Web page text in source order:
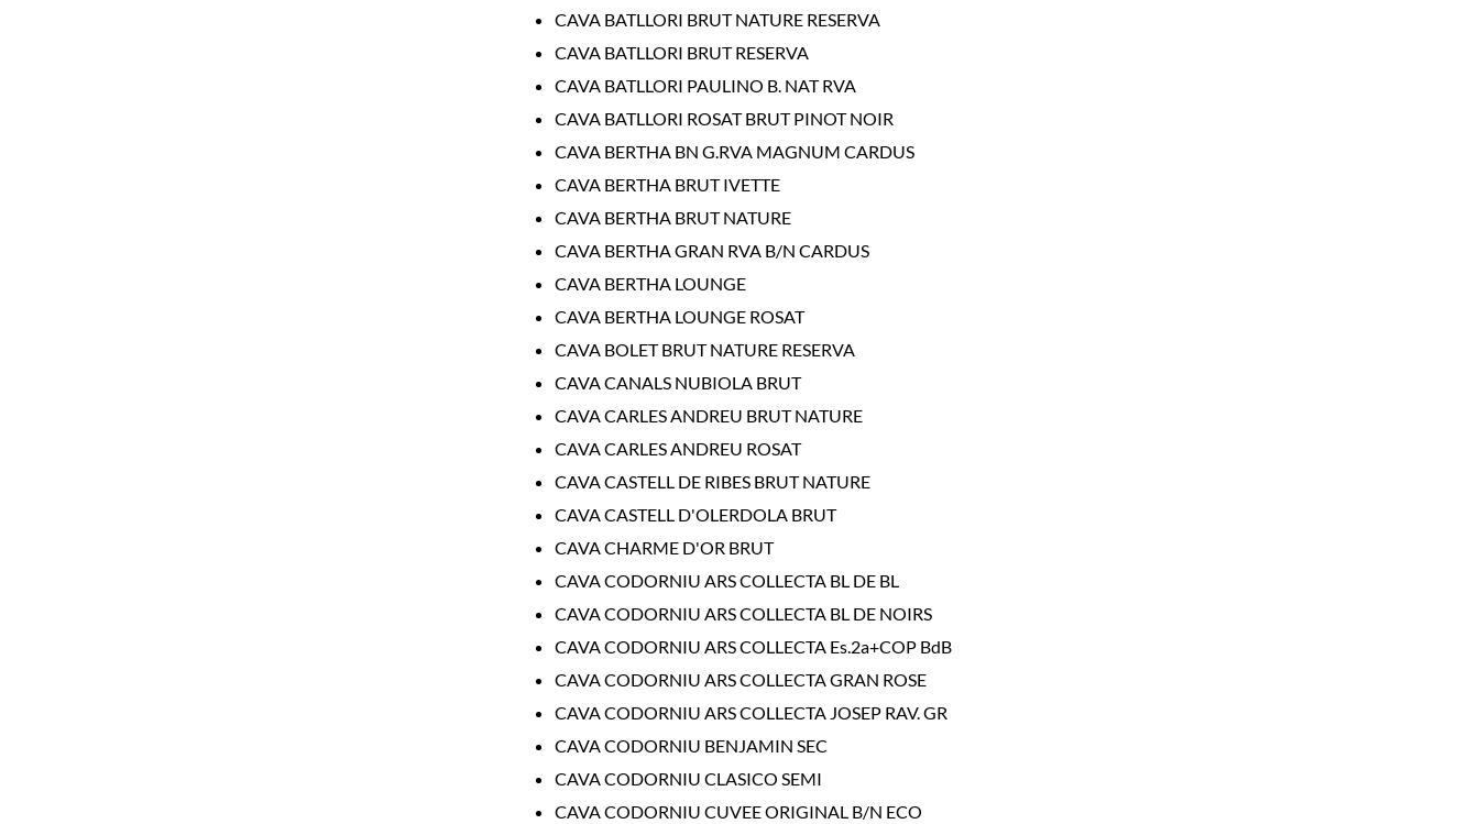
CAVA BATLLORI BRUT NATURE RESERVA
CAVA BATLLORI BRUT RESERVA
CAVA BATLLORI PAULINO B. NAT RVA
CAVA BATLLORI ROSAT BRUT PINOT NOIR
CAVA BERTHA BN G.RVA MAGNUM CARDUS
CAVA BERTHA BRUT IVETTE
CAVA BERTHA BRUT NATURE
CAVA BERTHA GRAN RVA B/N CARDUS
CAVA BERTHA LOUNGE
CAVA BERTHA LOUNGE ROSAT
CAVA BOLET BRUT NATURE RESERVA
CAVA CANALS NUBIOLA BRUT
CAVA CARLES ANDREU BRUT NATURE
CAVA CARLES ANDREU ROSAT
CAVA CASTELL DE RIBES BRUT NATURE
CAVA CASTELL D'OLERDOLA BRUT
CAVA CHARME D'OR BRUT
CAVA CODORNIU ARS COLLECTA BL DE BL
CAVA CODORNIU ARS COLLECTA BL DE NOIRS
CAVA CODORNIU ARS COLLECTA Es.2a+COP BdB
CAVA CODORNIU ARS COLLECTA GRAN ROSE
CAVA CODORNIU ARS COLLECTA JOSEP RAV. GR
CAVA CODORNIU BENJAMIN SEC
CAVA CODORNIU CLASICO SEMI
CAVA CODORNIU CUVEE ORIGINAL B/N ECO